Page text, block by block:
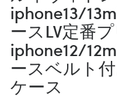
iphone13/
ースLV定番
iphone12/
ースベルト
ケース